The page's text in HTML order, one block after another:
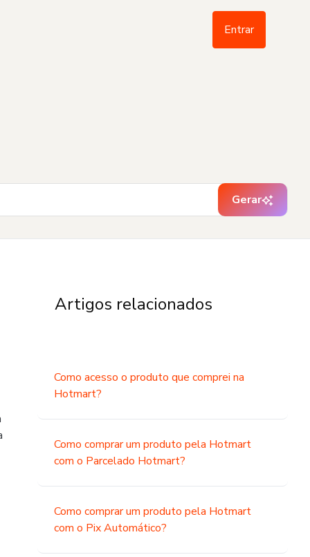
Entrar
Gerar
Artigos relacionados
Como acesso o produto que comprei na
Hotmart?
Como comprar um produto pela Hotmart
com o Parcelado Hotmart?
Como comprar um produto pela Hotmart
com o Pix Automático?